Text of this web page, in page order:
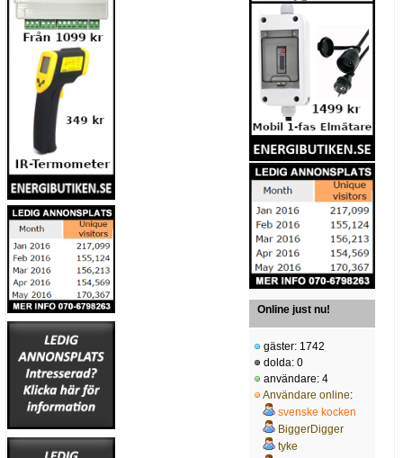
Online just nu!
gäster: 1742
dolda: 0
användare: 4
Användare online:
svenske kocken
BiggerDigger
tyke